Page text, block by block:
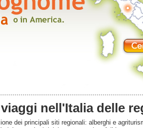
nell'Italia delle
dei principali siti regionali: alberghi e